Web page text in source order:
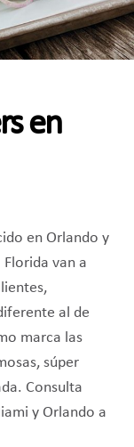
en
en Orlando y
van a
al de
marca las
súper
Consulta
y Orlando a